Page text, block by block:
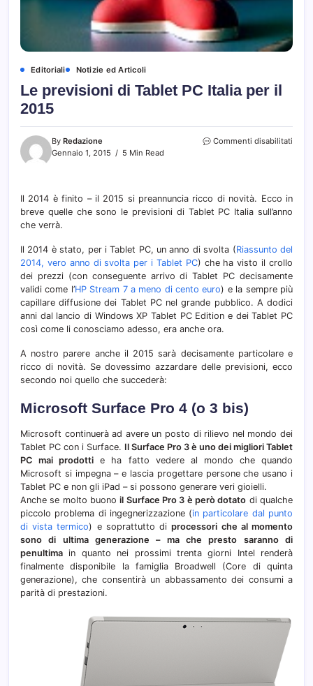
Editoriali Notizie ed Articoli
Le previsioni di Tablet PC Italia per il
2015
By Redazione
Gennaio 1, 2015
5 Min Read
Commenti disabilitati
PC
Il 2014 è finito – il 2015 si preannuncia ricco di novità. Ecco in
breve quelle che sono le previsioni di Tablet PC Italia sull’anno
che verrà.
Il 2014 è stato, per i Tablet PC, un anno di svolta (Riassunto del
2014, vero anno di svolta per i Tablet PC) che ha visto il crollo
dei prezzi (con conseguente arrivo di Tablet PC decisamente
validi come l’HP Stream 7 a meno di cento euro) e la sempre più
capillare diffusione dei Tablet PC nel grande pubblico. A dodici
anni dal lancio di Windows XP Tablet PC Edition e dei Tablet PC
così come li conosciamo adesso, era anche ora.
A nostro parere anche il 2015 sarà decisamente particolare e
ricco di novità. Se dovessimo azzardare delle previsioni, ecco
secondo noi quello che succederà:
Microsoft Surface Pro 4 (o 3 bis)
Microsoft continuerà ad avere un posto di rilievo nel mondo dei
Tablet PC con i Surface. Il Surface Pro 3 è uno dei migliori Tablet
PC mai prodotti e ha fatto vedere al mondo che quando
Microsoft si impegna – e lascia progettare persone che usano i
Tablet PC e non gli iPad – si possono generare veri gioielli.
Anche se molto buonoil Surface Pro 3 è però dotato di qualche
piccolo problema di ingegnerizzazione (in particolare dal punto
di vista termico) e soprattutto diprocessori che al momento
sono di ultima generazione – ma che presto saranno di
penultima in quanto nei prossimi trenta giorni Intel renderà
finalmente disponibile la famiglia Broadwell (Core di quinta
generazione), che consentirà un abbassamento dei consumi a
parità di prestazioni.